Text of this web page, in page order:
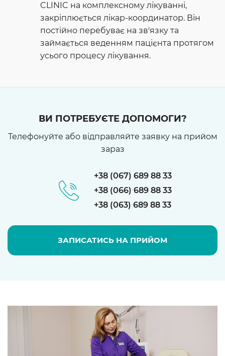
CLINIC на комплексному лікуванні,
закріплюється лікар-координатор. Він
постійно перебуває на зв'язку та
займається веденням пацієнта протягом
усього процесу лікування.
ВИ ПОТРЕБУЄТЕ ДОПОМОГИ?
Телефонуйте або відправляйте заявку на прийом
зараз
+38 (067) 689 88 33
+38 (066) 689 88 33
+38 (063) 689 88 33
ЗАПИСАТИСЬ НА ПРИЙОМ